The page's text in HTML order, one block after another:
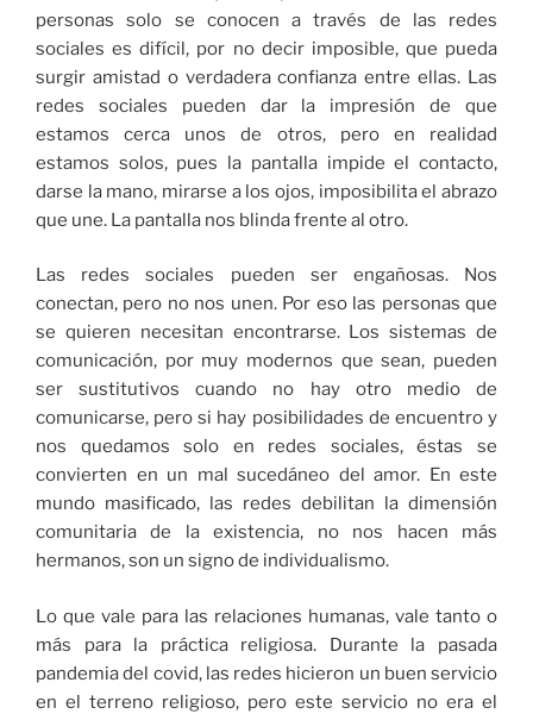
personas solo se conocen a través de las redes
sociales es difícil, por no decir imposible, que pueda
surgir amistad o verdadera confianza entre ellas. Las
redes sociales pueden dar la impresión de que
estamos cerca unos de otros, pero en realidad
estamos solos, pues la pantalla impide el contacto,
darse la mano, mirarse a los ojos, imposibilita el abrazo
que une. La pantalla nos blinda frente al otro.
Las redes sociales pueden ser engañosas. Nos
conectan, pero no nos unen. Por eso las personas que
se quieren necesitan encontrarse. Los sistemas de
comunicación, por muy modernos que sean, pueden
ser sustitutivos cuando no hay otro medio de
comunicarse, pero si hay posibilidades de encuentro y
nos quedamos solo en redes sociales, éstas se
convierten en un mal sucedáneo del amor. En este
mundo masificado, las redes debilitan la dimensión
comunitaria de la existencia, no nos hacen más
hermanos, son un signo de individualismo.
Lo que vale para las relaciones humanas, vale tanto o
más para la práctica religiosa. Durante la pasada
pandemia del covid, las redes hicieron un buen servicio
en el terreno religioso, pero este servicio no era el